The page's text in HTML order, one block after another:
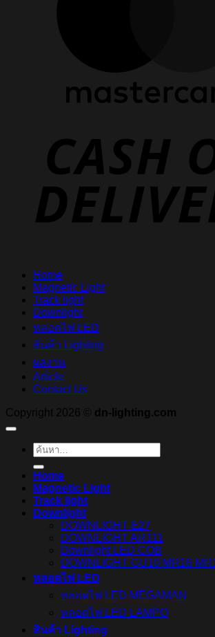
Home
Magnetic Light
Track light
Downlight
หลอดไฟ LED
สินค้า Lighting
ผลงาน
Article
Contact Us
Copyright 2026 © dn-lighting.com
ค้นหา:
Home
Magnetic Light
Track light
Downlight
DOWNLIGHT E27
DOWNLIGHT AR111
Downlight LED COB
DOWNLIGHT GU10 MR16
หลอดไฟ LED
หลอดไฟ LED MEGAMAN
หลอดไฟ LED LAMPO
สินค้า Lighting